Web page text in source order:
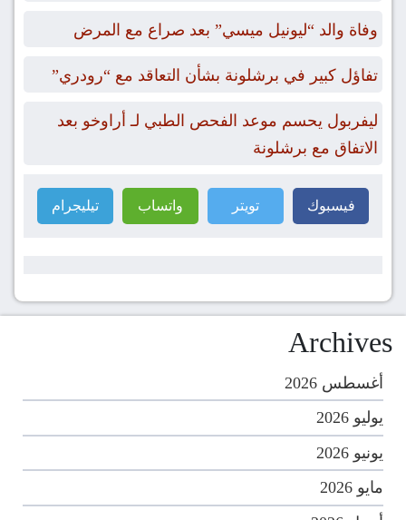
وفاة والد “ليونيل ميسي” بعد صراع مع المرض
تفاؤل كبير في برشلونة بشأن التعاقد مع “رودري”
ليفربول يحسم موعد الفحص الطبي لـ أراوخو بعد
الاتفاق مع برشلونة
فيسبوك تويتر واتساب تيليجرام
Archives
أغسطس 2026
يوليو 2026
يونيو 2026
مايو 2026